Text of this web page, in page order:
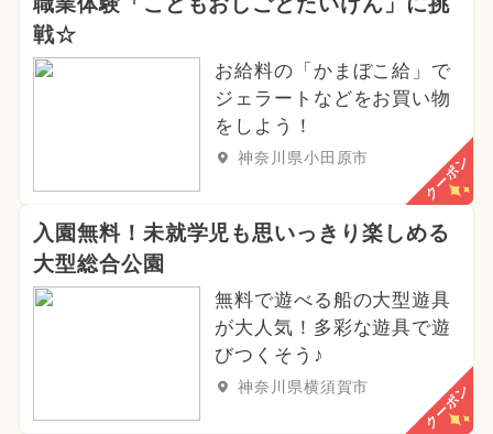
戦☆
お給料の「かまぼこ給」で
ジェラートなどをお買い物
をしよう！
神奈川県小田原市 クーポン
入園無料！未就学児も思いっきり楽しめる
大型総合公園
無料で遊べる船の大型遊具
が大人気！多彩な遊具で遊
びつくそう♪
神奈川県横須賀市 クーポン